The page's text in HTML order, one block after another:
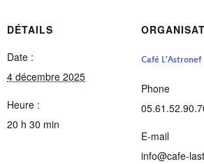
DÉTAILS
Date :
4 décembre 2025
Heure :
20 h 30 min
Café L’Astronef
Phone
E-mail
info@cafe-